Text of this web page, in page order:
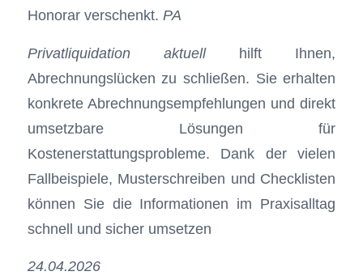
Honorar verschenkt. PA
Privatliquidation aktuellhilft Ihnen,
Abrechnungslücken zu schließen. Sie erhalten
konkrete Abrechnungsempfehlungen und direkt
umsetzbare Lösungen für
Kostenerstattungsprobleme. Dank der vielen
Fallbeispiele, Musterschreiben und Checklisten
können Sie die Informationen im Praxisalltag
schnell und sicher umsetzen
24.04.2026